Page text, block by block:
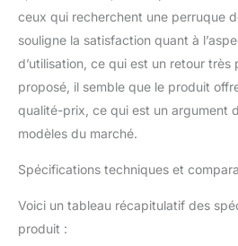
ceux qui recherchent une perruque
souligne la satisfaction quant à
d’utilisation, ce qui est un retour très
proposé, il semble que le produit
qualité-prix, ce qui est un argument
modèles du marché.
Spécifications techniques et
Voici un tableau récapitulatif des
produit :